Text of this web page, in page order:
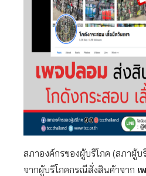
สภาองค์กรของผู้บริโภค (สภาผู้บริ
จากผู้บริโภคกรณีสั่งสินค้าจาก เ